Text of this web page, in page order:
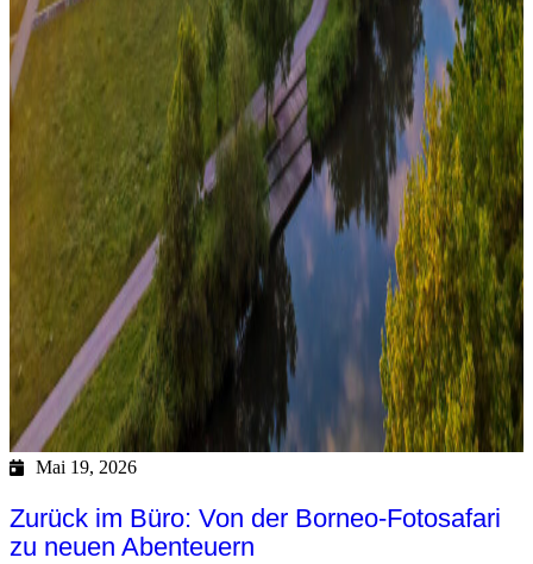
Mai 19, 2026
Zurück im Büro: Von der Borneo-Fotosafari
zu neuen Abenteuern